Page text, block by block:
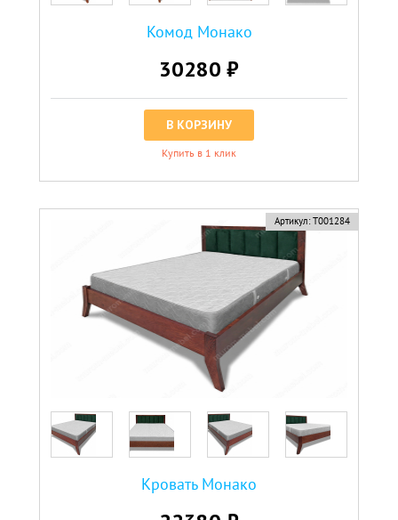
Комод Монако
30280 ₽
В КОРЗИНУ
Купить в 1 клик
Артикул: Т001284
Кровать Монако